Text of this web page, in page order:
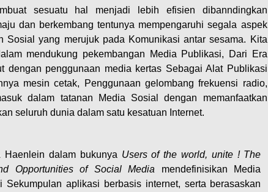
sesuatu hal menjadi lebih efisien dibanndingkan
dan berkembang tentunya mempengaruhi segala aspek
Sosial yang merujuk pada Komunikasi antar sesama. Kita
mendukung pekembangan Media Publikasi, Dari Era
dengan penggunaan media kertas Sebagai Alat Publikasi
mesin cetak, Penggunaan gelombang frekuensi radio,
dalam tatanan Media Sosial dengan memanfaatkan
seluruh dunia dalam satu kesatuan Internet.
Haenlein dalam bukunya Users of the world, unite ! The
Opportunities of Social Media mendefinisikan Media
Sekumpulan aplikasi berbasis internet, serta berasaskan